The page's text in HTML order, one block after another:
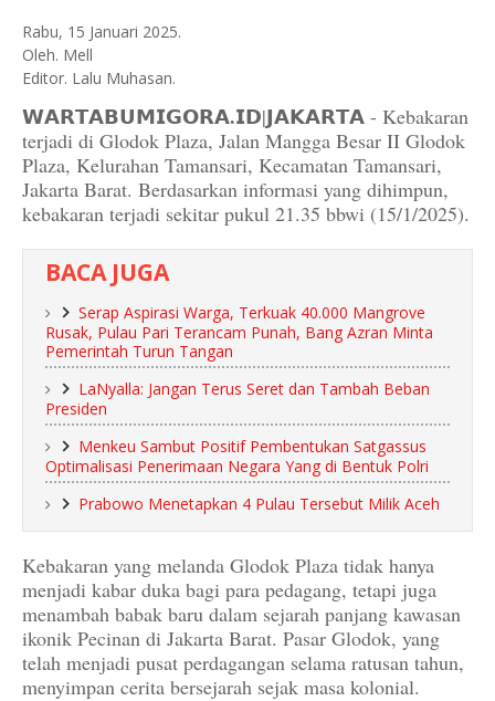
Rabu, 15 Januari 2025.
Oleh. Mell
Editor. Lalu Muhasan.
𝗪𝗔𝗥𝗧𝗔𝗕𝗨𝗠𝗜𝗚𝗢𝗥𝗔.𝗜𝗗|𝗝𝗔𝗞𝗔𝗥𝗧𝗔 - Kebakaran
terjadi di Glodok Plaza, Jalan Mangga Besar II Glodok
Plaza, Kelurahan Tamansari, Kecamatan Tamansari,
Jakarta Barat. Berdasarkan informasi yang dihimpun,
kebakaran terjadi sekitar pukul 21.35 bbwi (15/1/2025).
BACA JUGA
Serap Aspirasi Warga, Terkuak 40.000 Mangrove
Rusak, Pulau Pari Terancam Punah, Bang Azran Minta
Pemerintah Turun Tangan
LaNyalla: Jangan Terus Seret dan Tambah Beban
Presiden
Menkeu Sambut Positif Pembentukan Satgassus
Optimalisasi Penerimaan Negara Yang di Bentuk Polri
Prabowo Menetapkan 4 Pulau Tersebut Milik Aceh
Kebakaran yang melanda Glodok Plaza tidak hanya
menjadi kabar duka bagi para pedagang, tetapi juga
menambah babak baru dalam sejarah panjang kawasan
ikonik Pecinan di Jakarta Barat. Pasar Glodok, yang
telah menjadi pusat perdagangan selama ratusan tahun,
menyimpan cerita bersejarah sejak masa kolonial.